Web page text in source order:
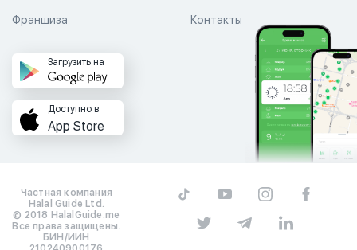
Контакты
Франшиза
Загрузить на
Доступно в
App Store
Частная компания
Halal Guide Ltd.
© 2018 HalalGuide.me
Все права защищены.
БИН/ИИН